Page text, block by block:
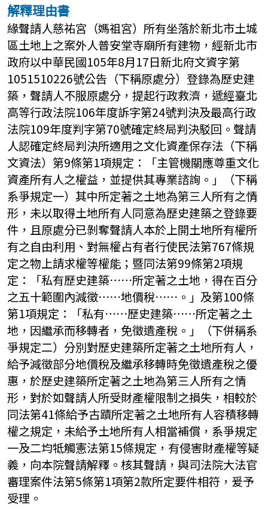
解釋理由書
緣聲請人慈祐宮（媽祖宮）所有坐落於新北市土城
區土地上之案外人普安堂寺廟所有建物，經新北市
政府以中華民國105年8月17日新北府文資字第
1051510226號公告（下稱原處分）登錄為歷史建
築，聲請人不服原處分，提起行政救濟，遞經臺北
高等行政法院106年度訴字第24號判決及最高行政
法院109年度判字第70號確定終局判決駁回。聲請
人認確定終局判決所適用之文化資產保存法（下稱
文資法）第9條第1項規定：「主管機關應尊重文化
資產所有人之權益，並提供其專業諮詢。」（下稱
系爭規定一）其中所定著之土地為第三人所有之情
形，未以取得土地所有人同意為歷史建築之登錄要
件，且原處分已剝奪聲請人本於上開土地所有權所
有之自由利用、對無權占有者行使民法第767條規
定之物上請求權等權能；暨同法第99條第2項規
定：「私有歷史建築⋯⋯所定著之土地，得在百分
之五十範圍內減徵⋯⋯地價稅⋯⋯。」及第100條
第1項規定：「私有⋯⋯歷史建築⋯⋯所定著之土
地，因繼承而移轉者，免徵遺產稅。」（下併稱系
爭規定二）分別對歷史建築所定著之土地所有人，
給予減徵部分地價稅及繼承移轉時免徵遺產稅之優
惠，於歷史建築所定著之土地為第三人所有之情
形，對於如聲請人所受財產權限制之損失，相較於
同法第41條給予古蹟所定著之土地所有人容積移轉
權之規定，未給予土地所有人相當補償，系爭規定
一及二均牴觸憲法第15條規定，有侵害財產權等疑
義，向本院聲請解釋。核其聲請，與司法院大法官
審理案件法第5條第1項第2款所定要件相符，爰予
受理。